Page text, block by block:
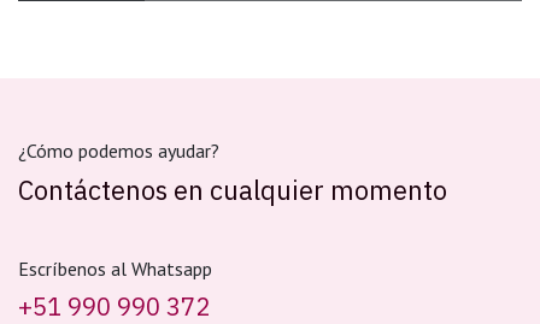
¿Cómo podemos ayudar?
Contáctenos en cualquier momento
Escríbenos al Whatsapp
+51 990 990 372